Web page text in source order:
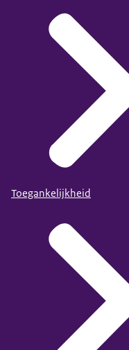
Toegankelijkheid